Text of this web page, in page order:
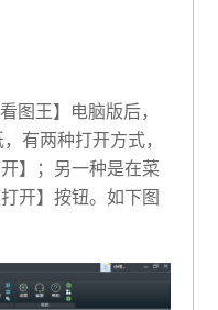
看图王】电脑版后，
有两种打开方式，
】；另一种是在菜
开】按钮。如下图